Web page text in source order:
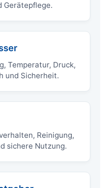
Gerätepflege.
Temperatur, Druck,
und Sicherheit.
Reinigung,
sichere Nutzung.